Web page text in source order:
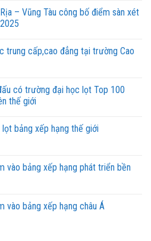
– Vũng Tàu công bố điểm sàn xét
trung cấp,cao đẳng tại trường Cao
có trường đại học lọt Top 100
thế giới
bảng xếp hạng thế giới
vào bảng xếp hạng phát triển bền
vào bảng xếp hạng châu Á